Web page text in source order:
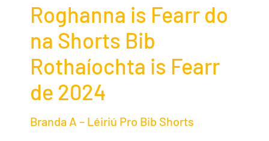
Roghanna is Fearr do
na Shorts Bib
Rothaíochta is Fearr
de 2024
Branda A – Léiriú Pro Bib Shorts